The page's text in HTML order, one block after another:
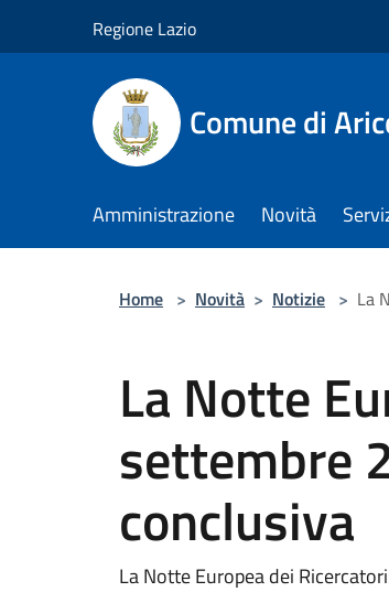
Regione Lazio
Comune di
Amministrazione Novità
Home > Novità > Notizie > La
La Notte
settembre
conclusiva
La Notte Europea dei